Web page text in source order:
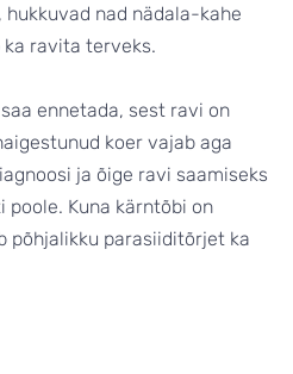
nad nädala-kahe
ka ravita terveks.
ennetada, sest ravi on
koer vajab aga
ja õige ravi saamiseks
Kuna kärntõbi on
põhjalikku parasiiditõrjet ka